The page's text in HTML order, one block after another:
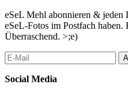
eSeL Mehl abonnieren &
eSeL-Fotos im Postfach haben.
Überraschend. >;e)
Social Media